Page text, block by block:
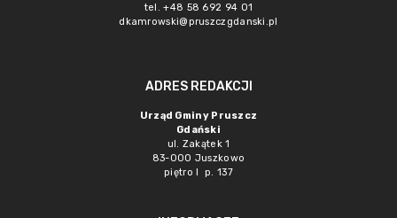
tel. +48 58 692 94 01
dkamrowski@pruszczgdanski.pl
ADRES REDAKCJI
Urząd Gminy Pruszcz
Gdański
ul. Zakątek 1
83-000 Juszkowo
piętro I p. 137